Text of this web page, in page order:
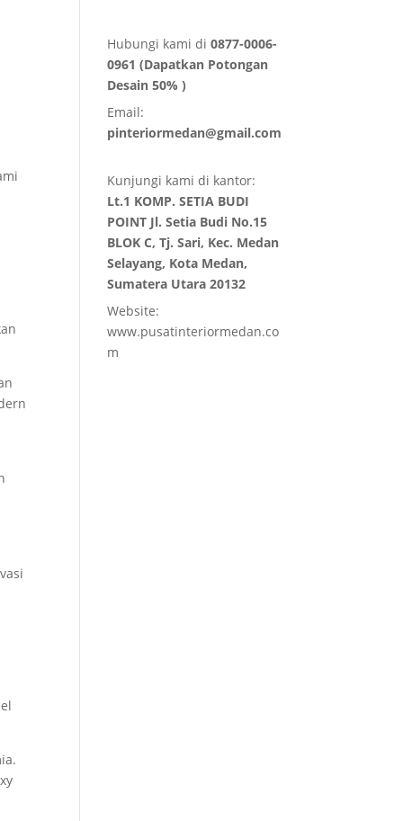
Hubungi kami di0877-0006-
0961 (Dapatkan Potongan
Desain 50% )
Email:
pinteriormedan@gmail.com
Kunjungi kami di kantor:
Lt.1 KOMP. SETIA BUDI
POINT Jl. Setia Budi No.15
BLOK C, Tj. Sari, Kec. Medan
Selayang, Kota Medan,
Sumatera Utara 20132
Website:
www.pusatinteriormedan.co
m